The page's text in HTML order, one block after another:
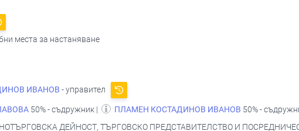
места за настаняване
ИВАНОВ - управител
50% - съдружник | ПЛАМЕН КОСТАДИНОВ ИВАНОВ 50% -
ДЕЙНОСТ, ТЪРГОВСКО ПРЕДСТАВИТЕЛСТВО И